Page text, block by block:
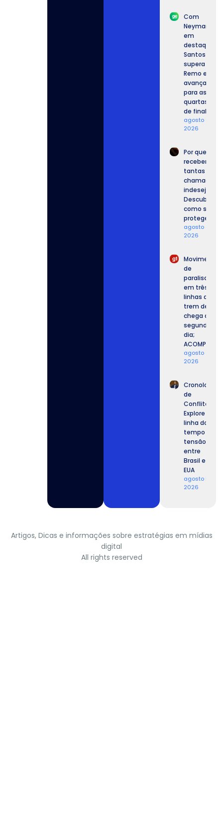
Com
Neymar
em
destaque,
Santos
supera o
Remo e
avança
para as
quartas
de final.
agosto 6,
2026
Por que
recebemos
tantas
chamadas
Descubra
como se
proteger.
agosto 6,
2026
Movimento
de
paralisação
em três
linhas de
trem de SP
chega ao
segundo
dia;
ACOMPANHE.
agosto 6,
2026
Cronologia
de
Conflitos:
Explore a
linha do
tempo da
tensão
entre
Brasil e
EUA
agosto 5,
2026
Artigos, Dicas e informações sobre estratégias em mídias
digital
All rights reserved